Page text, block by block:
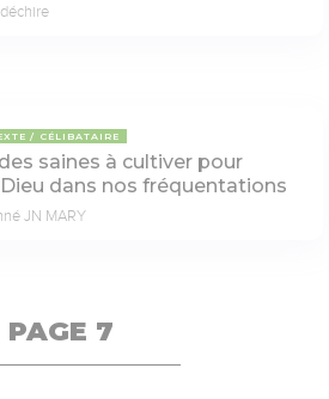
CÉLIBATAIRE
saines à cultiver pour
dans nos fréquentations
JN MARY
PAGE 7